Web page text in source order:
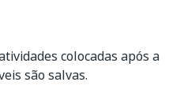
colocadas após a
são salvas.